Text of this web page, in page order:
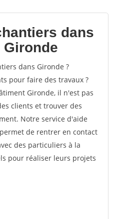
dans
dans Gironde ?
pour faire des travaux ?
Gironde, il n'est pas
clients et trouver des
Notre service d'aide
de rentrer en contact
des particuliers à la
pour réaliser leurs projets